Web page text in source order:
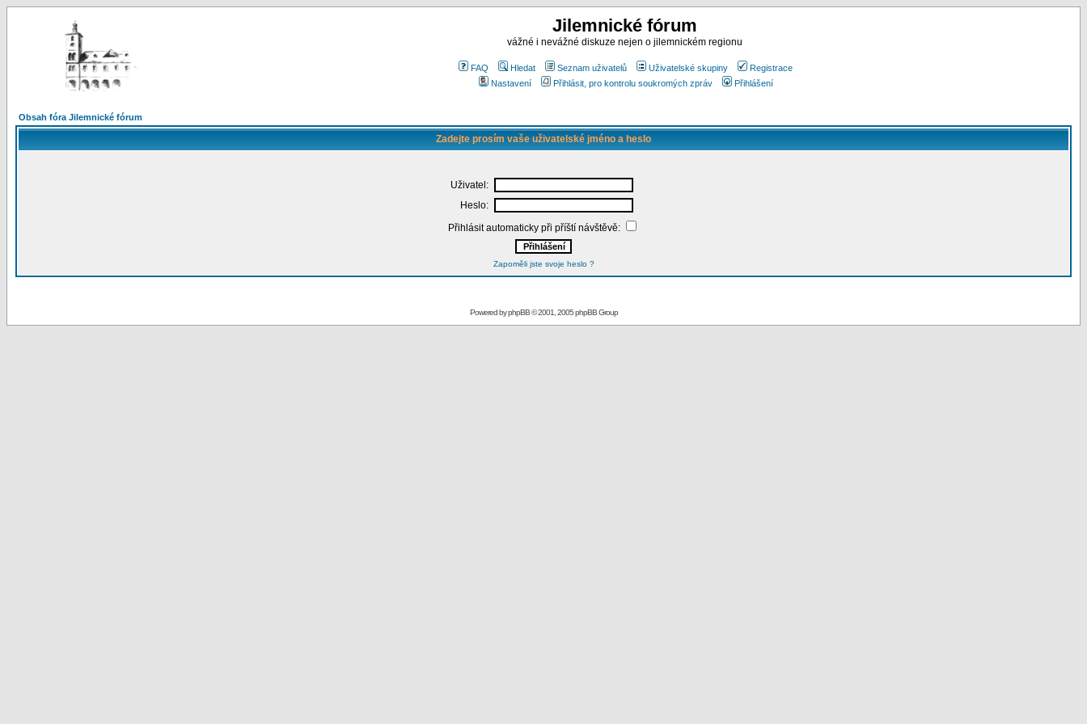
Jilemnické fórum
vážné i nevážné diskuze nejen o jilemnickém regionu
FAQ Hledat Seznam uživatelů Uživatelské skupiny
Registrace
Nastavení
Přihlásit, pro kontrolu soukromých zpráv Přihlášení
Obsah fóra Jilemnické fórum
Zadejte prosím vaše uživatelské jméno a heslo
Uživatel:
Heslo:
Přihlásit automaticky při příští návštěvě:
Zapoměli jste svoje heslo ?
Powered byphpBB© 2001, 2005 phpBB Group